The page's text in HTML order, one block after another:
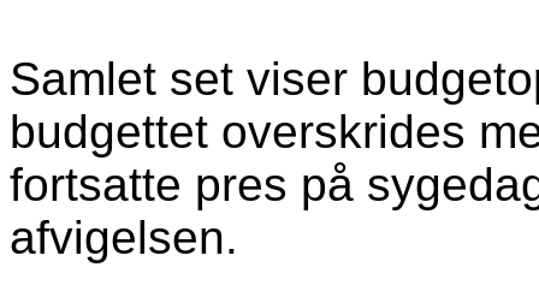
Samlet set viser
budgettet overskrides
fortsatte pres på
afvigelsen.